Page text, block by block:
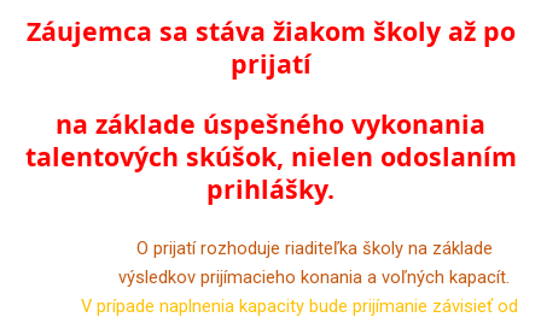
Záujemca sa stáva žiakom školy až po
prijatí
na základe úspešného vykonania
talentových skúšok, nielen odoslaním
prihlášky.
O prijatí rozhoduje riaditeľka školy na základe
výsledkov prijímacieho konania a voľných kapacít.
V prípade naplnenia kapacity bude prijímanie závisieť od